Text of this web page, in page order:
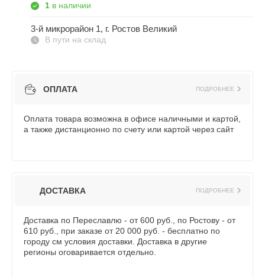
1 в наличии
3-й микрорайон 1, г. Ростов Великий
В пути на склад
ОПЛАТА ПОДРОБНЕЕ
Оплата товара возможна в офисе наличными и картой,
а также дистанционно по счету или картой через сайт
ДОСТАВКА ПОДРОБНЕЕ
Доставка по Переславлю - от 600 руб., по Ростову - от
610 руб., при заказе от 20 000 руб. - бесплатно по
городу см условия доставки. Доставка в другие
регионы оговаривается отдельно.